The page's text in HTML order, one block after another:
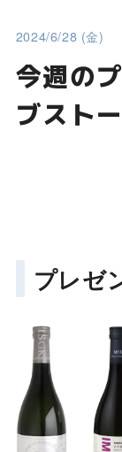
2024/6/28 (金)
今週の
ブスト
プレゼ